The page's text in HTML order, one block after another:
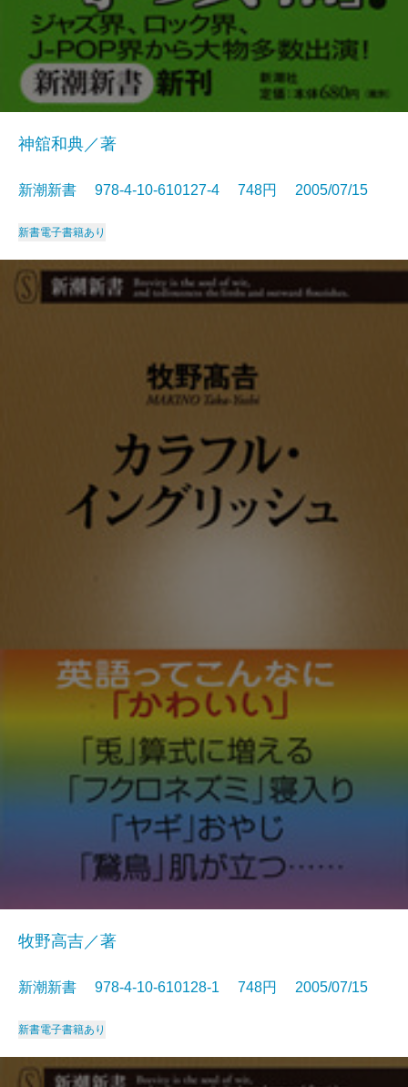
神舘和典／著
新潮新書 978-4-10-610127-4 748円 2005/07/15
新書電子書籍あり
牧野高吉／著
新潮新書 978-4-10-610128-1 748円 2005/07/15
新書電子書籍あり